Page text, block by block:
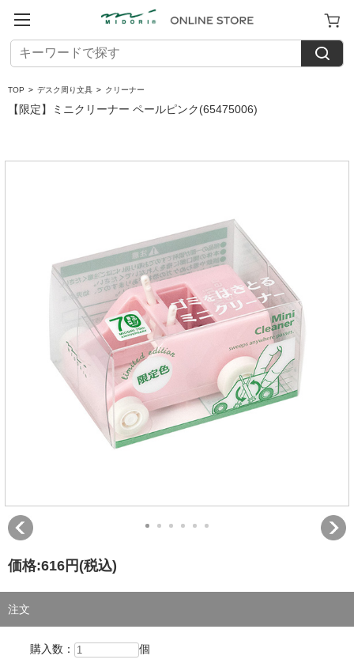
TOP > デスク周り文具 > クリーナー
【限定】ミニクリーナー ペールピンク(65475006)
価格:616円 (税込)
注文
購入数： 個